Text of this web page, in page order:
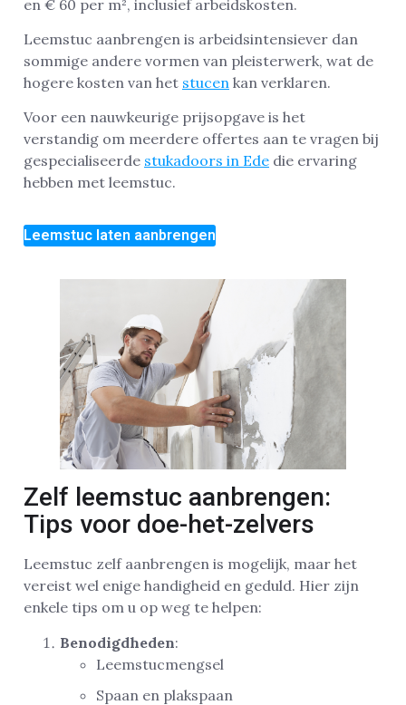
en € 60 per m², inclusief arbeidskosten.
Leemstuc aanbrengen is arbeidsintensiever dan
sommige andere vormen van pleisterwerk, wat de
hogere kosten van het stucen kan verklaren.
Voor een nauwkeurige prijsopgave is het
verstandig om meerdere offertes aan te vragen bij
gespecialiseerde stukadoors in Ede die ervaring
hebben met leemstuc.
Leemstuc laten aanbrengen
Zelf leemstuc aanbrengen:
Tips voor doe-het-zelvers
Leemstuc zelf aanbrengen is mogelijk, maar het
vereist wel enige handigheid en geduld. Hier zijn
enkele tips om u op weg te helpen:
Benodigdheden:
Leemstucmengsel
Spaan en plakspaan